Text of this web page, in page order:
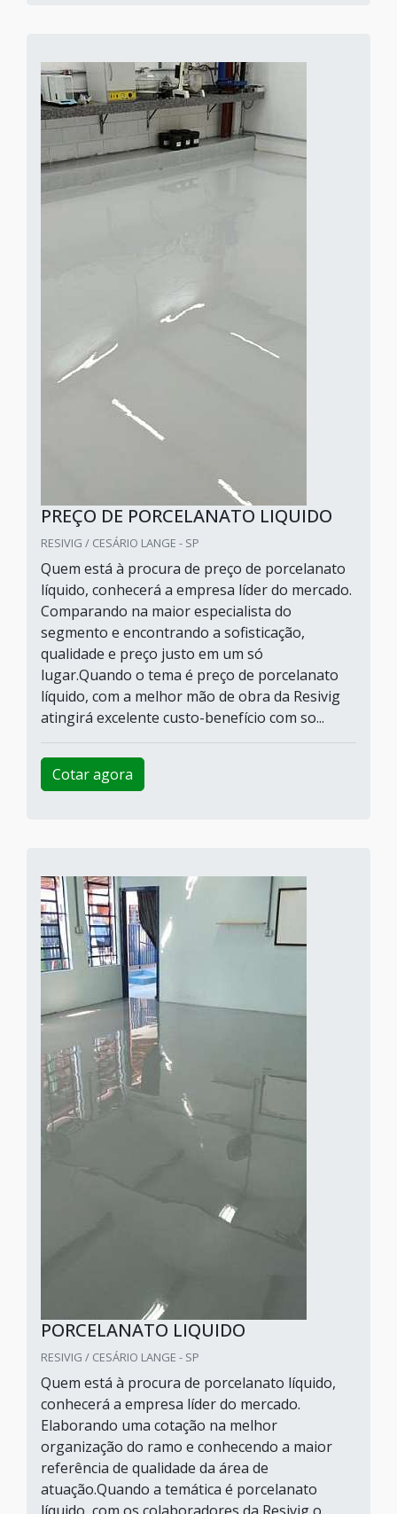
PREÇO DE PORCELANATO LIQUIDO
RESIVIG / CESÁRIO LANGE - SP
Quem está à procura de preço de porcelanato
líquido, conhecerá a empresa líder do mercado.
Comparando na maior especialista do
segmento e encontrando a sofisticação,
qualidade e preço justo em um só
lugar.Quando o tema é preço de porcelanato
líquido, com a melhor mão de obra da Resivig
atingirá excelente custo-benefício com so...
Cotar agora
PORCELANATO LIQUIDO
RESIVIG / CESÁRIO LANGE - SP
Quem está à procura de porcelanato líquido,
conhecerá a empresa líder do mercado.
Elaborando uma cotação na melhor
organização do ramo e conhecendo a maior
referência de qualidade da área de
atuação.Quando a temática é porcelanato